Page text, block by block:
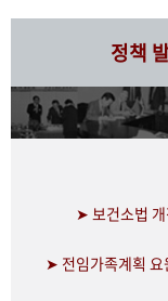
정책
➤ 보건소법 개
➤ 전임가족계획 요